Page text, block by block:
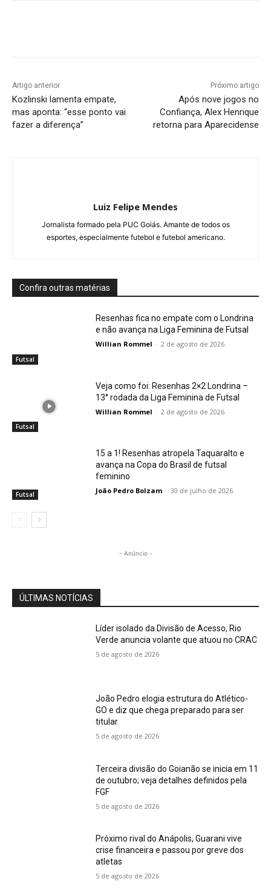
Artigo anterior
Kozlinski lamenta empate,
mas aponta: “esse ponto vai
fazer a diferença”
Próximo artigo
Após nove jogos no
Confiança, Alex Henrique
retorna para Aparecidense
Luiz Felipe Mendes
Jornalista formado pela PUC Goiás. Amante de todos os
esportes, especialmente futebol e futebol americano.
Confira outras matérias
Futsal
Resenhas fica no empate com o Londrina
e não avança na Liga Feminina de Futsal
Willian Rommel - 2 de agosto de 2026
Futsal
Veja como foi: Resenhas 2×2 Londrina –
13° rodada da Liga Feminina de Futsal
Willian Rommel - 2 de agosto de 2026
Futsal
15 a 1! Resenhas atropela Taquaralto e
avança na Copa do Brasil de futsal
feminino
João Pedro Bolzam - 30 de julho de 2026
- Anúncio -
ÚLTIMAS NOTÍCIAS
Líder isolado da Divisão de Acesso, Rio
Verde anuncia volante que atuou no CRAC
5 de agosto de 2026
João Pedro elogia estrutura do Atlético-
GO e diz que chega preparado para ser
titular
5 de agosto de 2026
Terceira divisão do Goianão se inicia em 11
de outubro; veja detalhes definidos pela
FGF
5 de agosto de 2026
Próximo rival do Anápolis, Guarani vive
crise financeira e passou por greve dos
atletas
5 de agosto de 2026